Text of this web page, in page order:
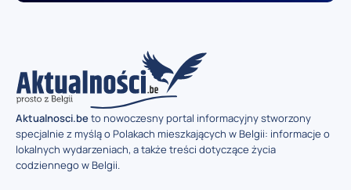
Aktualnosci.beto nowoczesny portal informacyjny stworzony
specjalnie z myślą o Polakach mieszkających w Belgii: informacje o
lokalnych wydarzeniach, a także treści dotyczące życia
codziennego w Belgii.